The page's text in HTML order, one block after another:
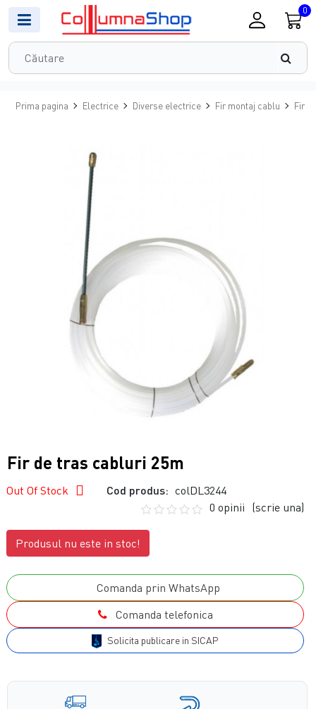
0
Prima pagina Electrice Diverse electrice Fir montaj cablu Fir
Fir de tras cabluri 25m
Out Of Stock Cod produs: colDL3244
0 opinii (scrie una)
Produsul nu este in stoc!
Comanda prin WhatsApp
Comanda telefonica
Solicita publicare in SICAP